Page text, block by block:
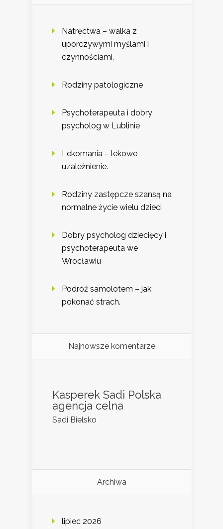
Natręctwa – walka z
uporczywymi myślami i
czynnościami.
Rodziny patologiczne
Psychoterapeuta i dobry
psycholog w Lublinie
Lekomania – lekowe
uzależnienie.
Rodziny zastępcze szansą na
normalne życie wielu dzieci
Dobry psycholog dziecięcy i
psychoterapeuta we
Wrocławiu
Podróż samolotem – jak
pokonać strach.
Najnowsze komentarze
Kasperek Sadi Polska
agencja celna
Sadi Bielsko
Archiwa
lipiec 2026